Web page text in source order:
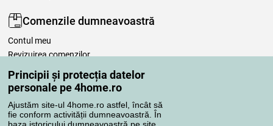
Principii și protecția datelor
personale pe 4home.ro
Ajustăm site-ul 4home.ro astfel, încât să
fie conform activității dumneavoastră. În
Comenzile dumneavoastră
Contul meu
Revizuirea comenzilor
Reclamaţii
Retragere de la contract
Regulile de procesare a recenziilor